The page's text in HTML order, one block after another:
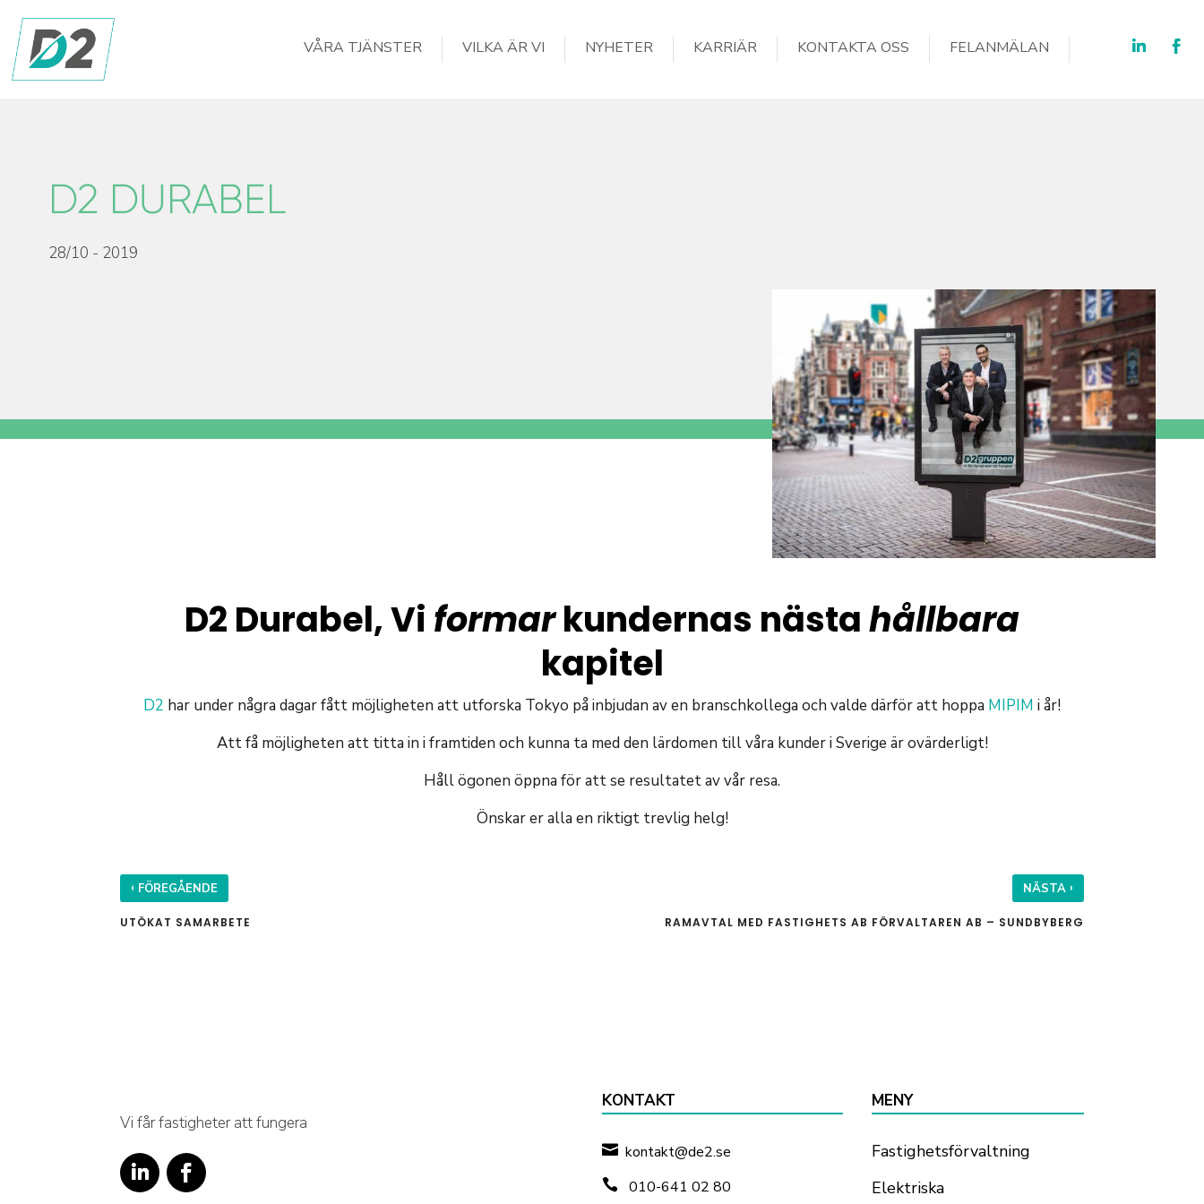
VÅRA TJÄNSTER VILKA ÄR VI NYHETER KARRIÄR KONTAKTA OSS FELANMÄLAN
D2 DURABEL
28/10 - 2019
D2 Durabel, Vi formarkundernas nästahållbara
kapitel
D2 har under några dagar fått möjligheten att utforska Tokyo på inbjudan av en branschkollega och valde därför att hoppa MIPIM i år!
Att få möjligheten att titta in i framtiden och kunna ta med den lärdomen till våra kunder i Sverige är ovärderligt!
Håll ögonen öppna för att se resultatet av vår resa.
Önskar er alla en riktigt trevlig helg!
‹ FÖREGÅENDE
UTÖKAT SAMARBETE
NÄSTA ›
RAMAVTAL MED FASTIGHETS AB FÖRVALTAREN AB – SUNDBYBERG
Vi får fastigheter att fungera
KONTAKT
 kontakt@de2.se
 010-641 02 80
MENY
Fastighetsförvaltning
Elektriska